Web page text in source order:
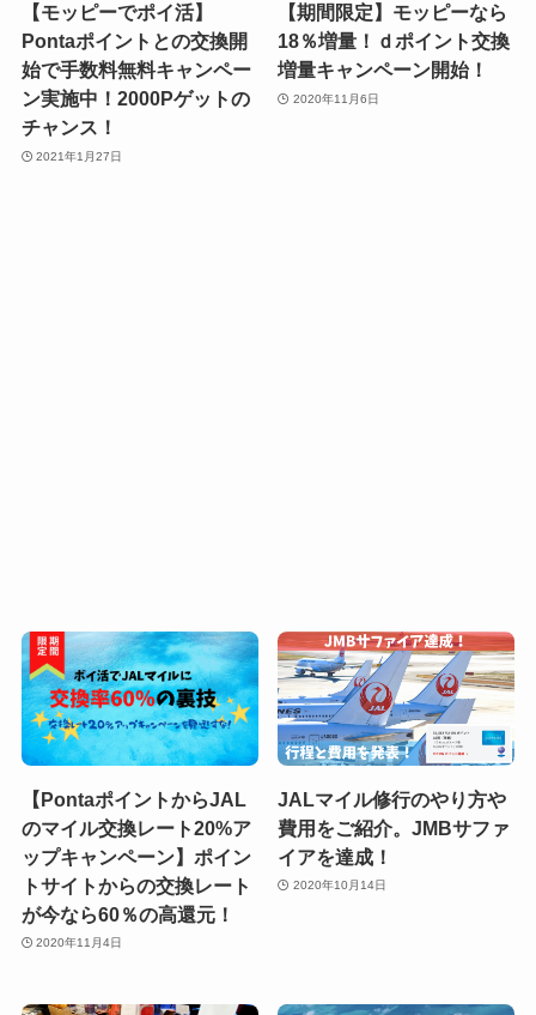
【モッピーでポイ活】
Pontaポイントとの交換開
始で手数料無料キャンペー
ン実施中！2000Pゲットの
チャンス！
2021年1月27日
【期間限定】モッピーなら
18％増量！ｄポイント交換
増量キャンペーン開始！
2020年11月6日
【PontaポイントからJAL
のマイル交換レート20%ア
ップキャンペーン】ポイン
トサイトからの交換レート
が今なら60％の高還元！
2020年11月4日
JALマイル修行のやり方や
費用をご紹介。JMBサファ
イアを達成！
2020年10月14日